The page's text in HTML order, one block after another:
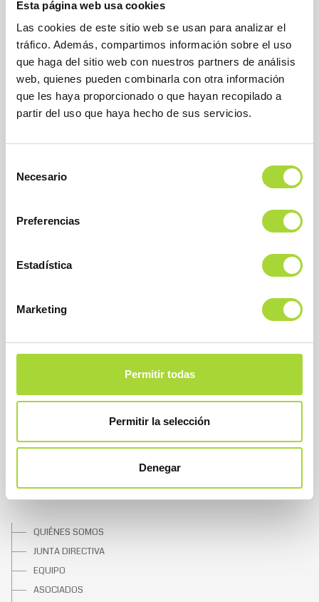
Esta página web usa cookies
Las cookies de este sitio web se usan para analizar el
tráfico. Además, compartimos información sobre el uso
que haga del sitio web con nuestros partners de análisis
web, quienes pueden combinarla con otra información
que les haya proporcionado o que hayan recopilado a
partir del uso que haya hecho de sus servicios.
Necesario
Preferencias
Estadística
Marketing
Permitir todas
Permitir la selección
Denegar
BioSim
Calle Condesa de Venadito, 1
QUIÉNES SOMOS
JUNTA DIRECTIVA
EQUIPO
ASOCIADOS